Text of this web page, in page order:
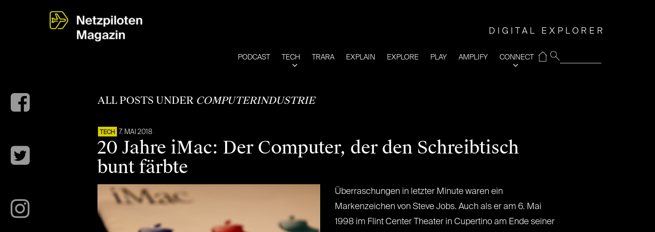
DIGITAL EXPLORER
PODCAST TECH TRARA EXPLAIN EXPLORE PLAY AMPLIFY CONNECT
⌂
ALL POSTS UNDER COMPUTERINDUSTRIE
TECH 7. MAI 2018
20 Jahre iMac: Der Computer, der den Schreibtisch
bunt färbte
Überraschungen in letzter Minute waren ein
Markenzeichen von Steve Jobs. Auch als er am 6. Mai
1998 im Flint Center Theater in Cupertino am Ende seiner